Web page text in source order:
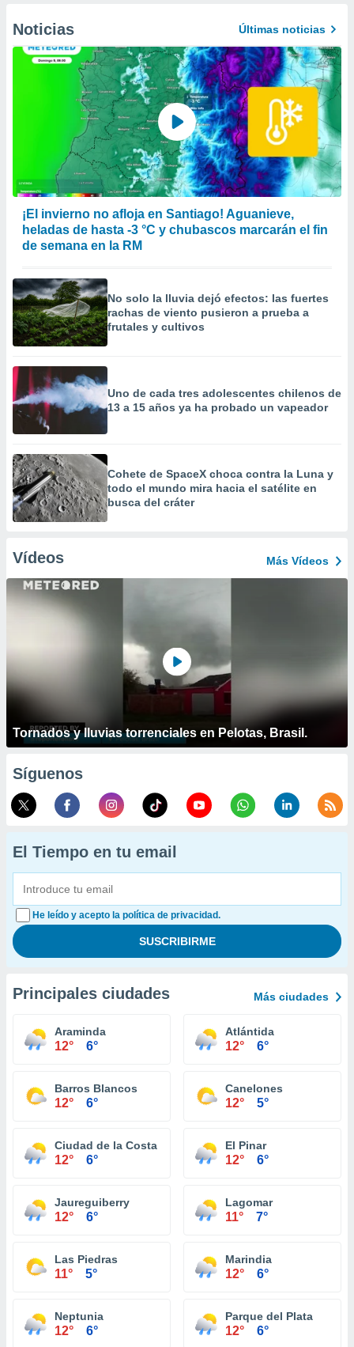
Noticias Últimas noticias
¡El invierno no afloja en Santiago! Aguanieve,
heladas de hasta -3 °C y chubascos marcarán el fin
de semana en la RM
No solo la lluvia dejó efectos: las fuertes
rachas de viento pusieron a prueba a
frutales y cultivos
Uno de cada tres adolescentes chilenos de
13 a 15 años ya ha probado un vapeador
Cohete de SpaceX choca contra la Luna y
todo el mundo mira hacia el satélite en
busca del cráter
Vídeos Más Vídeos
Tornados y lluvias torrenciales en Pelotas, Brasil.
Síguenos
El Tiempo en tu email
He leído y acepto la política de privacidad.
Principales ciudades Más ciudades
Araminda
12° 6°
Atlántida
12° 6°
Barros Blancos
12° 6°
Canelones
12° 5°
Ciudad de la Costa
12° 6°
El Pinar
12° 6°
Jaureguiberry
12° 6°
Lagomar
11° 7°
Las Piedras
11° 5°
Marindia
12° 6°
Neptunia
12° 6°
Parque del Plata
12° 6°